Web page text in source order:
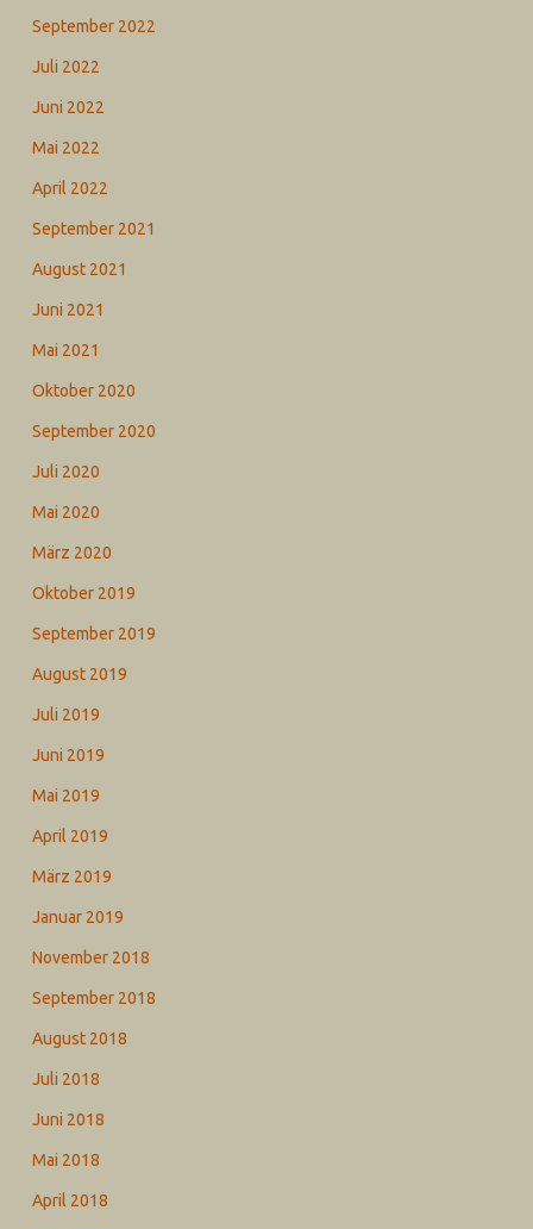
September 2022
Juli 2022
Juni 2022
Mai 2022
April 2022
September 2021
August 2021
Juni 2021
Mai 2021
Oktober 2020
September 2020
Juli 2020
Mai 2020
März 2020
Oktober 2019
September 2019
August 2019
Juli 2019
Juni 2019
Mai 2019
April 2019
März 2019
Januar 2019
November 2018
September 2018
August 2018
Juli 2018
Juni 2018
Mai 2018
April 2018